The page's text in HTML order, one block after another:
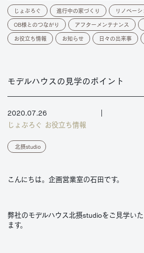
じょぶろぐ 進行中の家づくり リノベーシ
OB様とのつながり アフターメンテナンス
お役立ち情報 お知らせ 日々の出来事
モデルハウスの見学のポイント
2020.07.26
じょぶろぐ お役立ち情報
北摂studio
こんにちは。企画営業室の石田です。
弊社のモデルハウス北摂studioをご見学い
ます。